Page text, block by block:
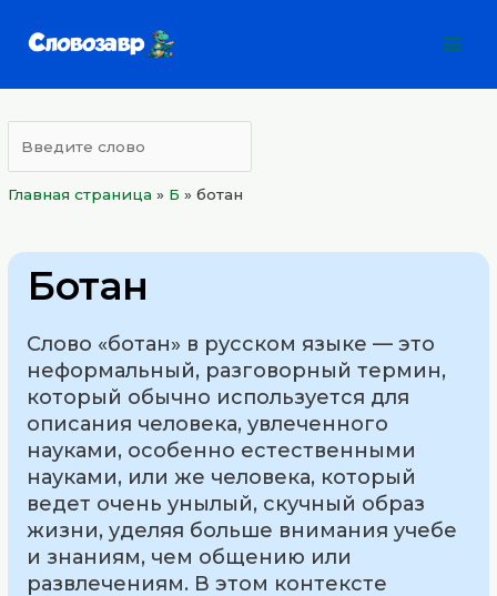
Главная страница » Б »ботан
Ботан
Слово «ботан» в русском языке — это
неформальный, разговорный термин,
который обычно используется для
описания человека, увлеченного
науками, особенно естественными
науками, или же человека, который
ведет очень унылый, скучный образ
жизни, уделяя больше внимания учебе
и знаниям, чем общению или
развлечениям. В этом контексте